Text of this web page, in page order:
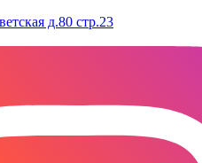
д.80 стр.23